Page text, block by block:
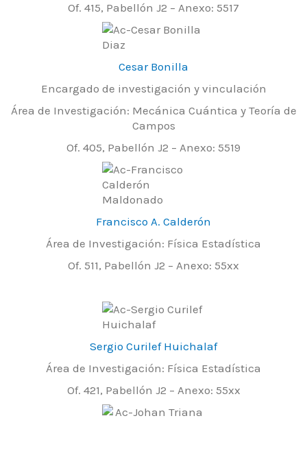
Of. 415, Pabellón J2 – Anexo: 5517
Cesar Bonilla
Encargado de investigación y vinculación
Área de Investigación: Mecánica Cuántica y Teoría de
Campos
Of. 405, Pabellón J2 – Anexo: 5519
Francisco A. Calderón
Área de Investigación: Física Estadística
Of. 511, Pabellón J2 – Anexo: 55xx
Sergio Curilef Huichalaf
Área de Investigación: Física Estadística
Of. 421, Pabellón J2 – Anexo: 55xx